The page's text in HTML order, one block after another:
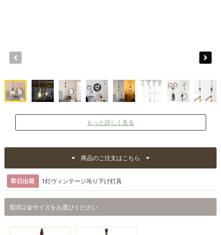
もっと詳しく見る
商品のご注文はこちら
即日出荷 1灯ヴィンテージ吊り下げ灯具
電球口金サイズをお選びください